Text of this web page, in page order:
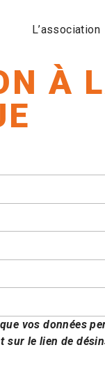
L’association
À
vos données
sur le lien de